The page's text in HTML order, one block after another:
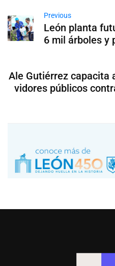
Previous
León planta
6 mil árboles y
Ale Gutiérrez capacita
vidores públicos